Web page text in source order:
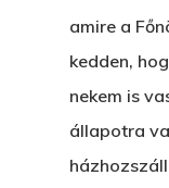
amire a
kedden,
nekem is
állapotra